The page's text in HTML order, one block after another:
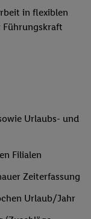
in flexiblen
Führungskraft
Urlaubs- und
Filialen
Zeiterfassung
Urlaub/Jahr